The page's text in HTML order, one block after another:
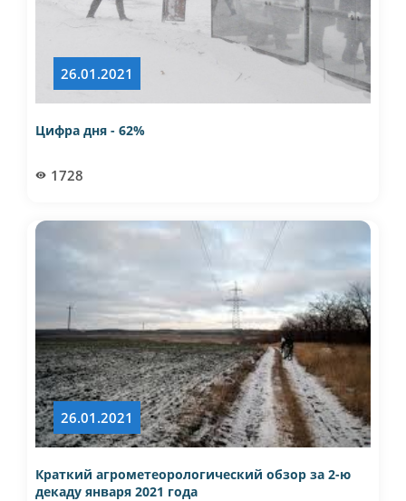
26.01.2021
Цифра дня - 62%
1728
26.01.2021
Краткий агрометеорологический обзор за 2-ю
декаду января 2021 года